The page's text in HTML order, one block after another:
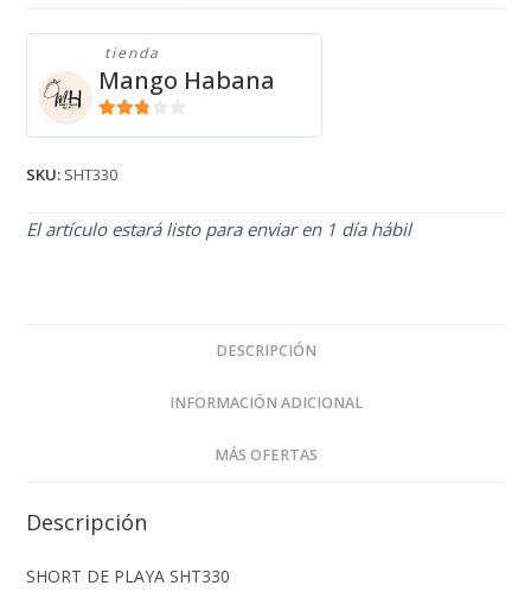
SHT330
tienda
Mango Habana
SKU: SHT330
El artículo estará listo para enviar en 1 día hábil
DESCRIPCIÓN
INFORMACIÓN ADICIONAL
MÁS OFERTAS
Descripción
SHORT DE PLAYA SHT330